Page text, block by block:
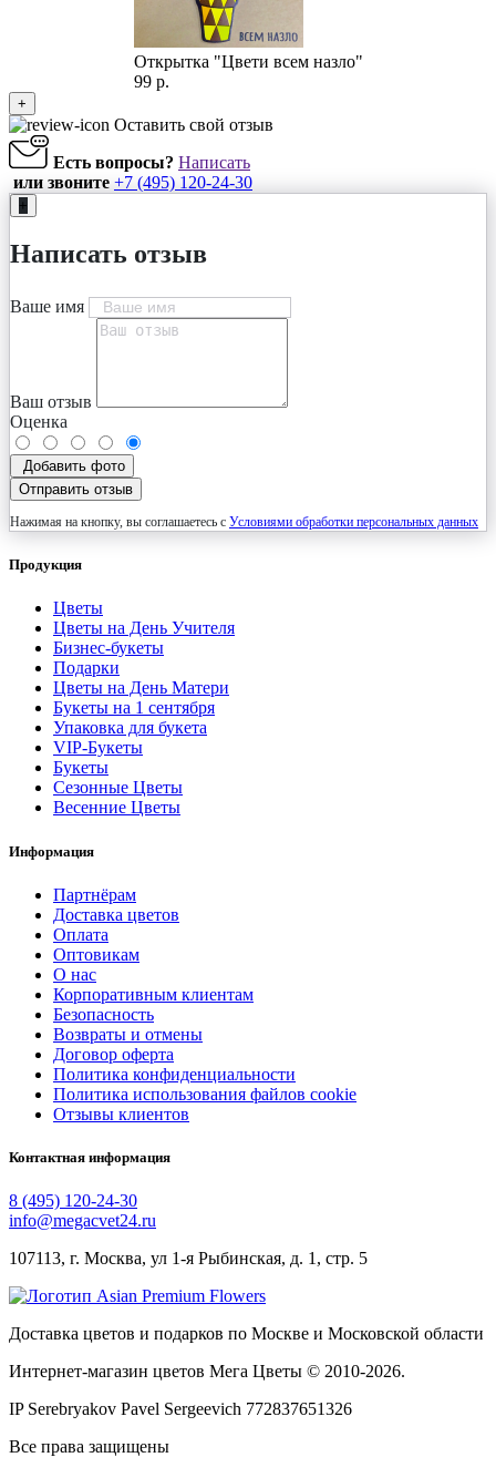
Открытка "Цвети всем назло"
99 р.
+
Оставить свой отзыв
Есть вопросы? Написать
или звоните +7 (495) 120-24-30
+
Написать отзыв
Ваше имя
Ваш отзыв
Оценка
Добавить фото
Отправить отзыв
Нажимая на кнопку, вы соглашаетесь с Условиями обработки персональных данных
Продукция
Цветы
Цветы на День Учителя
Бизнес-букеты
Подарки
Цветы на День Матери
Букеты на 1 сентября
Упаковка для букета
VIP-Букеты
Букеты
Сезонные Цветы
Весенние Цветы
Информация
Партнёрам
Доставка цветов
Оплата
Оптовикам
О нас
Корпоративным клиентам
Безопасность
Возвраты и отмены
Договор оферта
Политика конфиденциальности
Политика использования файлов cookie
Отзывы клиентов
Контактная информация
8 (495) 120-24-30
info@megacvet24.ru
107113, г. Москва, ул 1-я Рыбинская, д. 1, стр. 5
Доставка цветов и подарков по Москве и Московской области
Интернет-магазин цветов Мега Цветы © 2010-2026.
IP Serebryakov Pavel Sergeevich 772837651326
Все права защищены